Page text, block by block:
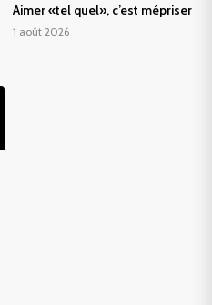
Aimer «tel quel», c’est mépriser
1 août 2026